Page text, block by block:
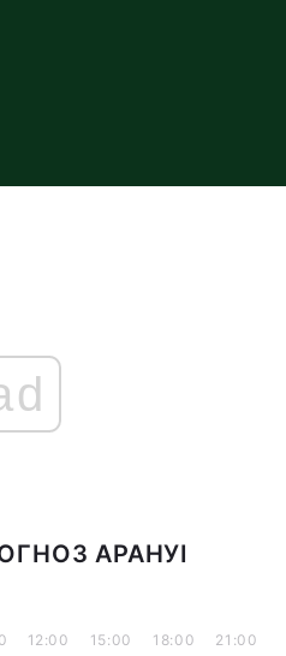
АРАНУІ
12:00 15:00 18:00 21:00